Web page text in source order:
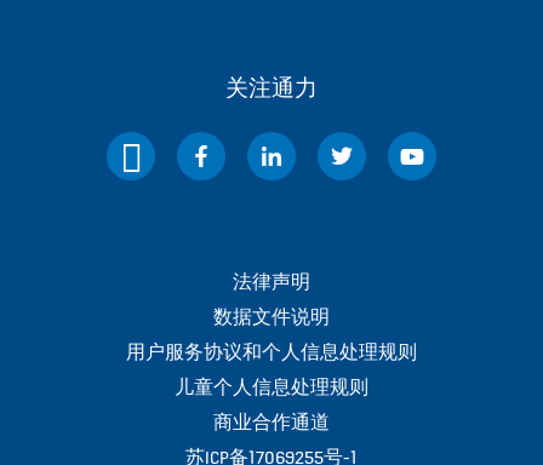
关注通力
法律声明
数据文件说明
用户服务协议和个人信息处理规则
儿童个人信息处理规则
商业合作通道
苏ICP备17069255号-1